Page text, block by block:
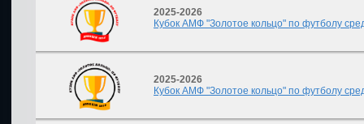
2025-2026
Кубок АМФ "Золотое кольцо" по футболу
2025-2026
Кубок АМФ "Золотое кольцо" по футболу